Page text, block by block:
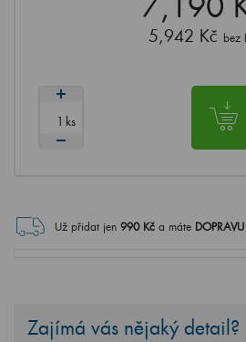
5,942 Kč bez
ks
Už přidat jen 990Kč a máte
Zajímá vás nějaký detail?